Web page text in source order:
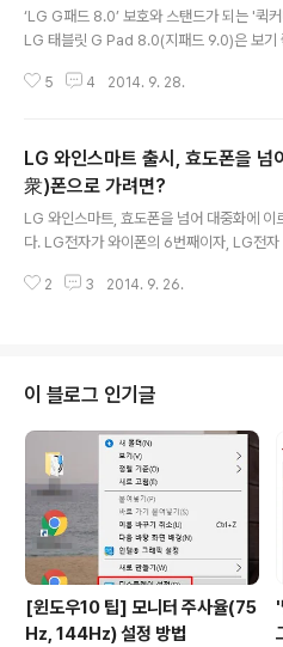
‘LG G패드 8.0’ 보호와 스탠드가 되는 '퀵커
LG 태블릿 G Pad 8.0(지패드 9.0)은 보기
은 보급형 태블릿 중 하나다. 이미 아내와 아
자 이벤트로 퀵커버를 받을 수 있다하여 바
9월 30일까지 지패드를 구매자 대상 선착순
증정 이벤트가 진행 중이다. 이미 종료된 제
아직 며칠 남았으니 도전해 보시라(이벤트
드 8.0 관련 포스트 LG G패드(지패드) 8.0
태블릿으로 제격 LG G패드(지패드) 8.0 후
5 4 2014. 9. 28.
LG 와인스마트 출시, 효도폰을 넘
衆)폰으로 가려면?
LG 와인스마트, 효도폰을 넘어 대중화에 이
다. LG전자가 와이폰의 6번째이자, LG전자
6일) 출시되었다. 넓은 화면의 터치형 스마트
을 다각도로 펼칠 수 있다는 자신감을 보여주
하다. '와인폰'은 2007년 최초 출시한 이후
을 해 왔으며 국매 판매 500만대를 넘긴 스
이기도 하다. 이번 6번째 제품 '와인스마트'는
록, 앨범, 카메라 등의 기능을 각각 전용 물
리하여 터치 방식이 불편..
2 3 2014. 9. 26.
이 블로그 인기글
[윈도우10 팁] 모니터 주사율(75
Hz, 144Hz) 설정 방법
'